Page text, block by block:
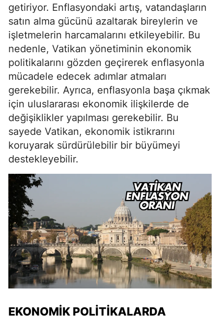
getiriyor. Enflasyondaki artış, vatandaşların
satın alma gücünü azaltarak bireylerin ve
işletmelerin harcamalarını etkileyebilir. Bu
nedenle, Vatikan yönetiminin ekonomik
politikalarını gözden geçirerek enflasyonla
mücadele edecek adımlar atmaları
gerekebilir. Ayrıca, enflasyonla başa çıkmak
için uluslararası ekonomik ilişkilerde de
değişiklikler yapılması gerekebilir. Bu
sayede Vatikan, ekonomik istikrarını
koruyarak sürdürülebilir bir büyümeyi
destekleyebilir.
EKONOMIK POLITIKALARDA